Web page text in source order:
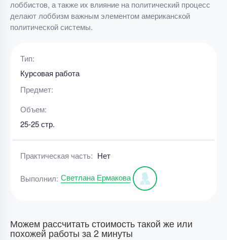
лоббистов, а также их влияние на политический процесс
делают лоббизм важным элементом американской
политической системы.
Тип:
Курсовая работа
Предмет:
Объем:
25-25 стр.
Практическая часть: Нет
Выполнил: Светлана Ермакова
Можем рассчитать стоимость такой же или
похожей работы за 2 минуты